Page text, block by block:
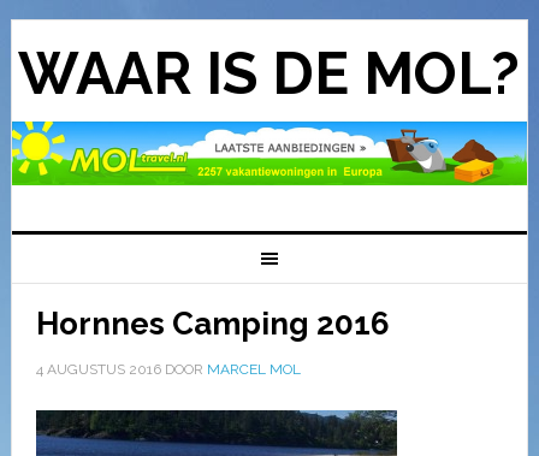
WAAR IS DE MOL?
Hornnes Camping 2016
4 AUGUSTUS 2016DOOR MARCEL MOL